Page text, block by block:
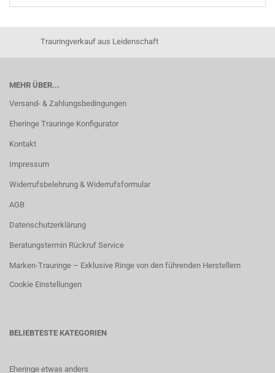
Trauringverkauf aus Leidenschaft
MEHR ÜBER...
Versand- & Zahlungsbedingungen
Eheringe Trauringe Konfigurator
Kontakt
Impressum
Widerrufsbelehrung & Widerrufsformular
AGB
Datenschutzerklärung
Beratungstermin Rückruf Service
Marken-Trauringe – Exklusive Ringe von den führenden Herstellern
Cookie Einstellungen
BELIEBTESTE KATEGORIEN
Eheringe etwas anders